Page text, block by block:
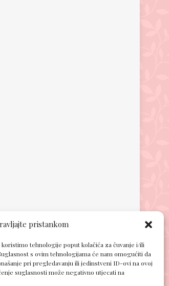
pristankom
tehnologije poput kolačića za čuvanje i/ili
s ovim tehnologijama će nam omogućiti da
pri pregledavanju ili jedinstveni ID-ovi na ovoj
suglasnosti može negativno utjecati na